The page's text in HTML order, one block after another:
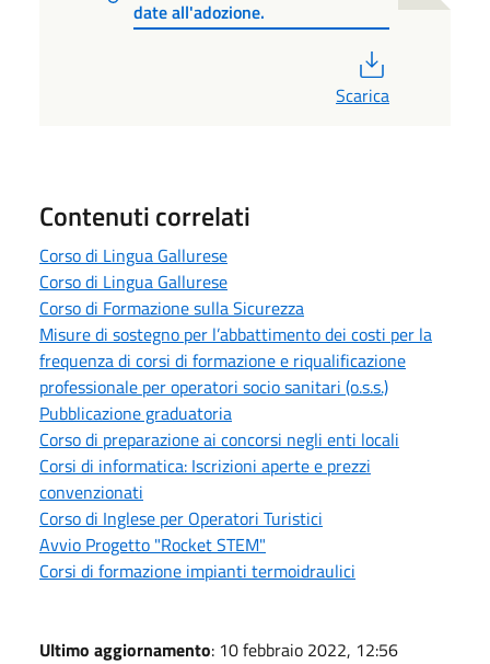
date all'adozione.
Scarica
Contenuti correlati
Corso di Lingua Gallurese
Corso di Lingua Gallurese
Corso di Formazione sulla Sicurezza
Misure di sostegno per l’abbattimento dei costi per la
frequenza di corsi di formazione e riqualificazione
professionale per operatori socio sanitari (o.s.s.)
Pubblicazione graduatoria
Corso di preparazione ai concorsi negli enti locali
Corsi di informatica: Iscrizioni aperte e prezzi
convenzionati
Corso di Inglese per Operatori Turistici
Avvio Progetto "Rocket STEM"
Corsi di formazione impianti termoidraulici
Ultimo aggiornamento: 10 febbraio 2022, 12:56